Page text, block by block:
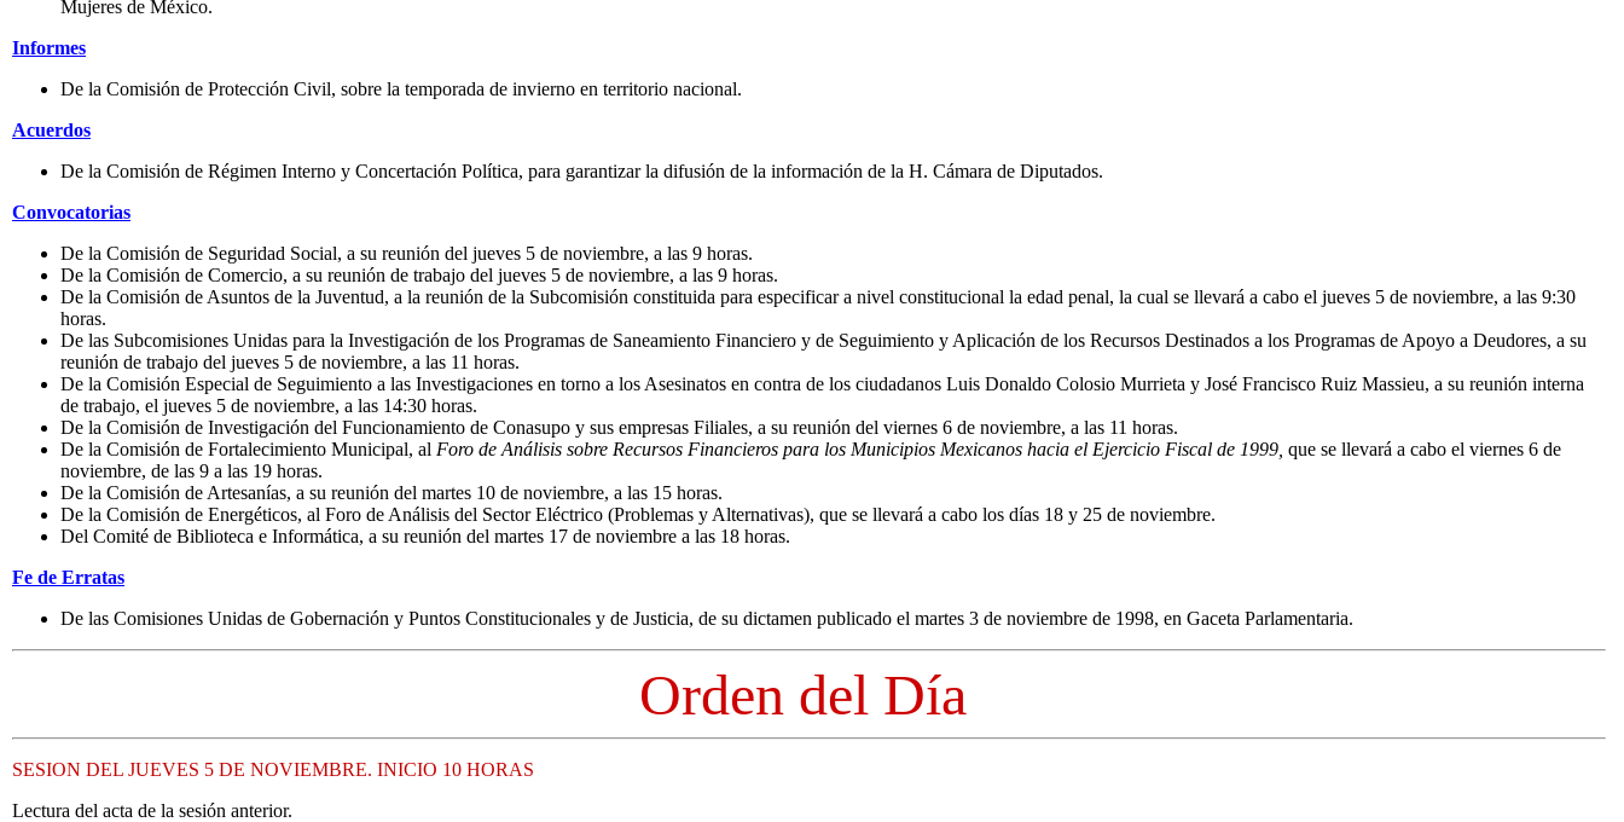
Mujeres de México.
Informes
De la Comisión de Protección Civil, sobre la temporada de invierno en territorio nacional.
Acuerdos
De la Comisión de Régimen Interno y Concertación Política, para garantizar la difusión de la información de la H. Cámara de Diputados.
Convocatorias
De la Comisión de Seguridad Social, a su reunión del jueves 5 de noviembre, a las 9 horas.
De la Comisión de Comercio, a su reunión de trabajo del jueves 5 de noviembre, a las 9 horas.
De la Comisión de Asuntos de la Juventud, a la reunión de la Subcomisión constituida para especificar a nivel constitucional la edad penal, la cual se llevará a cabo el jueves 5 de noviembre, a las 9:30
horas.
De las Subcomisiones Unidas para la Investigación de los Programas de Saneamiento Financiero y de Seguimiento y Aplicación de los Recursos Destinados a los Programas de Apoyo a Deudores, a su
reunión de trabajo del jueves 5 de noviembre, a las 11 horas.
De la Comisión Especial de Seguimiento a las Investigaciones en torno a los Asesinatos en contra de los ciudadanos Luis Donaldo Colosio Murrieta y José Francisco Ruiz Massieu, a su reunión interna
de trabajo, el jueves 5 de noviembre, a las 14:30 horas.
De la Comisión de Investigación del Funcionamiento de Conasupo y sus empresas Filiales, a su reunión del viernes 6 de noviembre, a las 11 horas.
De la Comisión de Fortalecimiento Municipal, al Foro de Análisis sobre Recursos Financieros para los Municipios Mexicanos hacia el Ejercicio Fiscal de 1999, que se llevará a cabo el viernes 6 de
noviembre, de las 9 a las 19 horas.
De la Comisión de Artesanías, a su reunión del martes 10 de noviembre, a las 15 horas.
De la Comisión de Energéticos, al Foro de Análisis del Sector Eléctrico (Problemas y Alternativas), que se llevará a cabo los días 18 y 25 de noviembre.
Del Comité de Biblioteca e Informática, a su reunión del martes 17 de noviembre a las 18 horas.
Fe de Erratas
De las Comisiones Unidas de Gobernación y Puntos Constitucionales y de Justicia, de su dictamen publicado el martes 3 de noviembre de 1998, en Gaceta Parlamentaria.
Orden del Día
SESION DEL JUEVES 5 DE NOVIEMBRE. INICIO 10 HORAS
Lectura del acta de la sesión anterior.